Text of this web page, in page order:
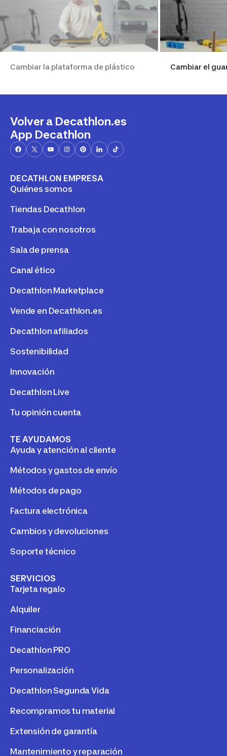
Cambiar la plataforma de plástico Cambiar el
Volver a Decathlon.es
App Decathlon
DECATHLON EMPRESA
Quiénes somos
Tiendas Decathlon
Trabaja con nosotros
Sala de prensa
Canal ético
Decathlon Marketplace
Vende en Decathlon.es
Decathlon afiliados
Sostenibilidad
Innovación
Decathlon Live
Tu opinión cuenta
TE AYUDAMOS
Ayuda y atención al cliente
Métodos y gastos de envío
Métodos de pago
Factura electrónica
Cambios y devoluciones
Soporte técnico
SERVICIOS
Tarjeta regalo
Alquiler
Financiación
Decathlon PRO
Personalización
Decathlon Segunda Vida
Recompramos tu material
Extensión de garantía
Mantenimiento y reparación